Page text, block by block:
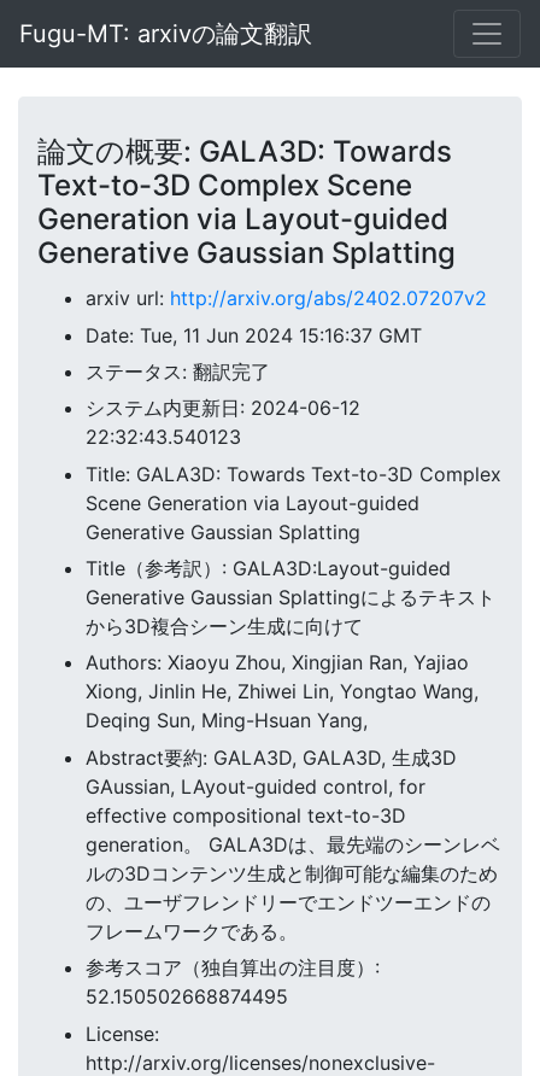
Fugu-MT: arxivの論文翻訳
論文の概要: GALA3D: Towards
Text-to-3D Complex Scene
Generation via Layout-guided
Generative Gaussian Splatting
arxiv url: http://arxiv.org/abs/2402.07207v2
Date: Tue, 11 Jun 2024 15:16:37 GMT
ステータス: 翻訳完了
システム内更新日: 2024-06-12
22:32:43.540123
Title: GALA3D: Towards Text-to-3D Complex
Scene Generation via Layout-guided
Generative Gaussian Splatting
Title（参考訳）: GALA3D:Layout-guided
Generative Gaussian Splattingによるテキスト
から3D複合シーン生成に向けて
Authors: Xiaoyu Zhou, Xingjian Ran, Yajiao
Xiong, Jinlin He, Zhiwei Lin, Yongtao Wang,
Deqing Sun, Ming-Hsuan Yang,
Abstract要約: GALA3D, GALA3D, 生成3D
GAussian, LAyout-guided control, for
effective compositional text-to-3D
generation。 GALA3Dは、最先端のシーンレベ
ルの3Dコンテンツ生成と制御可能な編集のため
の、ユーザフレンドリーでエンドツーエンドの
フレームワークである。
参考スコア（独自算出の注目度）:
52.150502668874495
License:
http://arxiv.org/licenses/nonexclusive-